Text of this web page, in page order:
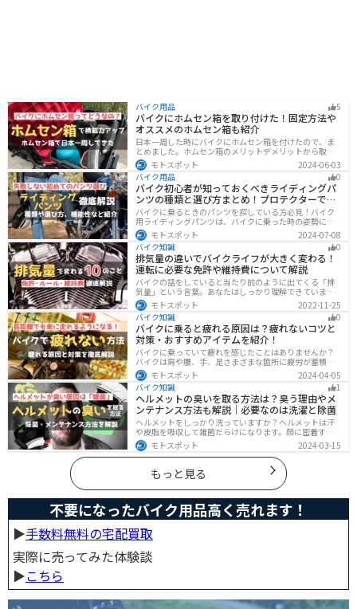
バイク用品 5
バイクにホムセン箱を取り付けた！固定方法や
オススメのホムセン箱も紹介
日本一周した時にバイクにホムセン箱を付けたので、ま
とめました。ホムセン箱のメリットデメリットから取り
付け方法、実際につけてどううだったのか、オススメの
ホムセン箱まで全て解説します。バイクにホムセン箱を
付けたいと思っている人はぜひ参考にしてください。
モトスポット
2024-06-03
バイク用品
0
バイク初心者が知っておくべきライディングパ
ンツの種類と選び方まとめ！プロテクターで脚
を守ろう
バイクに乗るときのパンツを探している方必見！バイク
用ライディングパンツは、バイクに乗った時の姿勢に最
適化されているので快適にバイクに乗ることができま
す。プロテクター内蔵で安全性も高くなります。この記事
ではパンツの選び方や種類など初心者が知っておくべき
ことをまとめました。
モトスポット
2024-07-08
バイク知識
0
排気量の違いでバイクライフが大きく変わる！
運転に必要な免許や維持費について解説
バイクの話をしていると当たり前のように出てくる「排
気量」という言葉。あなたはしっかり理解できています
か？ バイクはクルマと違い、排気量によって必要な免
許・走れる道路の区分・車検の有無などが細かく変わっ
てきます。これらはバイクライフに大きく関わるもので
すので、正しく理解しておきましょう。
モトスポット
2022-11-25
バイク知識
0
バイクに乗ると疲れる原因は？疲れないコツと
対策・おすすめアイテムを紹介！
バイクに乗っていて疲れを感じたことはありませんか？
バイクは肩や腰、手、足さまざまな箇所に疲労が蓄積し
やすい乗り物です。できるなら楽に乗りたいですよね。
原因を知り対策を重ねておけば今よりもっと快適に走行
することができます。
モトスポット
2024-04-05
バイク知識
1
ヘルメットの臭いを取る方法は？臭う理由やメ
ンテナンス方法も解説｜必要なのは洗濯と除菌
ヘルメットをしっかり洗っていますか？ヘルメットは汗
や皮脂を吸収して雑菌だらけになります。顔に密着する
物なのでしっかりと除菌・消臭をする必要があります。
この記事では、ヘルメットをまるっと綺麗にする方法を
まとめました。まだメンテナンスをしたことがないとい
う人はぜひ参考にしてください。
モトスポット 2024-03-15
もっと見る
不要になったバイク用品高く売れます！
▶︎手数料無料の宅配買取
実際に売ってみた体験談
▶︎こちら